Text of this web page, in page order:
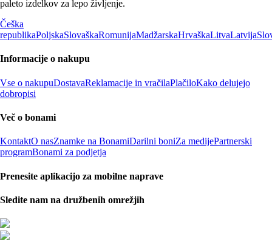
paleto izdelkov za lepo življenje.
Češka
republikaPoljskaSlovaškaRomunijaMadžarskaHrvaškaLitvaLatvija
Informacije o nakupu
Vse o nakupuDostavaReklamacije in vračilaPlačiloKako delujejo
dobropisi
Več o bonami
KontaktO nasZnamke na BonamiDarilni boniZa medijePartnerski
programBonami za podjetja
Prenesite aplikacijo za mobilne naprave
Sledite nam na družbenih omrežjih